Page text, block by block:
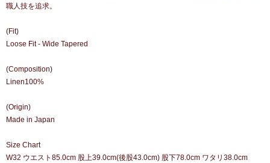
職人技を追求。
(Fit)
Loose Fit - Wide Tapered
(Composition)
Linen100%
(Origin)
Made in Japan
Size Chart
W32 ウエスト85.0cm 股上39.0cm(後股43.0cm) 股下78.0cm ワタリ38.0cm